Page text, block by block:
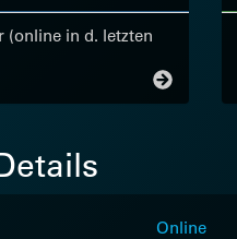
(online in d. letzten
Online